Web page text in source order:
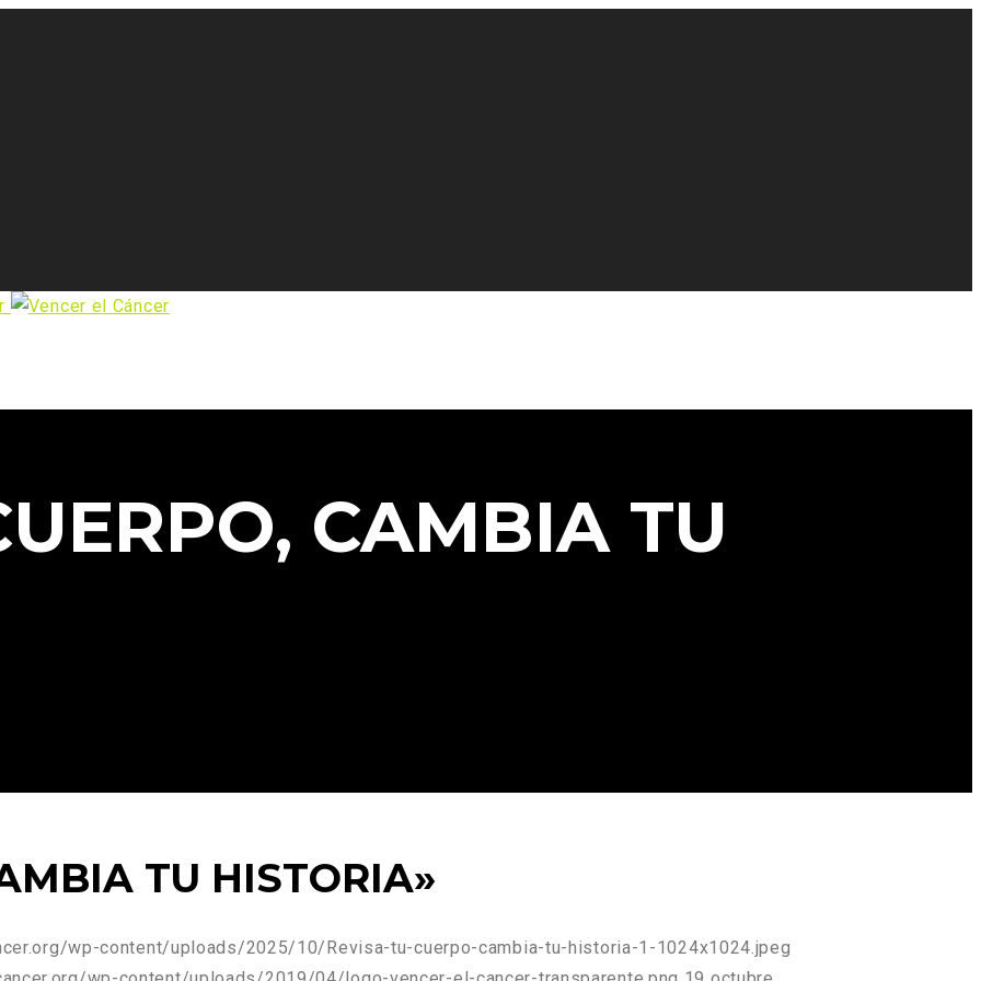
CAMBIA TU
TU HISTORIA»
wp-content/uploads/2025/10/Revisa-tu-cuerpo-cambia-tu-historia-1-1024x1024.jpeg